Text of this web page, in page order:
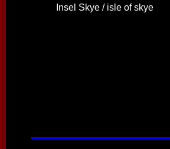
Insel Skye / isle of skye